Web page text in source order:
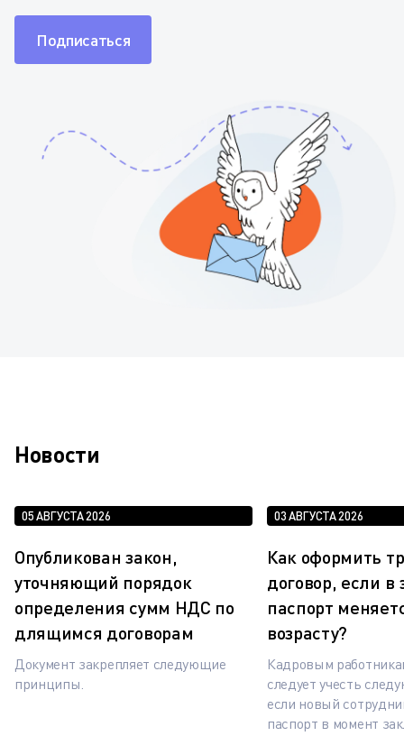
Подписаться
Новости
05 АВГУСТА 2026
Опубликован закон,
уточняющий порядок
определения сумм НДС по
длящимся договорам
Документ закрепляет следующие
принципы.
03 АВГУСТА 2026
Как оформить
договор, если в
паспорт
возрасту?
Кадровым
следует учесть
если новый
паспорт в момент